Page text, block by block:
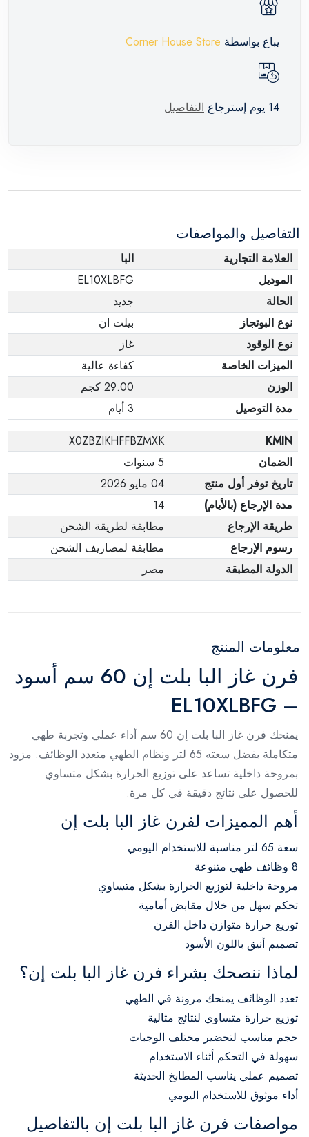
يباع بواسطة Corner House Store
14 يوم إسترجاع التفاصيل
التفاصيل والمواصفات
العلامة التجارية
البا
الموديل
EL10XLBFG
الحالة
جديد
نوع البوتجاز
بيلت ان
نوع الوقود
غاز
الميزات الخاصة
كفاءة عالية
الوزن
29.00 كجم
مدة التوصيل
3 أيام
KMIN
X0ZBZIKHFFBZMXK
الضمان
5 سنوات
تاريخ توفر أول منتج
04 مايو 2026
مدة الإرجاع (بالأيام)
14
طريقة الإرجاع
مطابقة لطريقة الشحن
رسوم الإرجاع
مطابقة لمصاريف الشحن
الدولة المطبقة
مصر
معلومات المنتج
فرن غاز البا بلت إن 60 سم أسود
– EL10XLBFG
يمنحك فرن غاز البا بلت إن 60 سم أداء عملي وتجربة طهي
متكاملة بفضل سعته 65 لتر ونظام الطهي متعدد الوظائف. مزود
بمروحة داخلية تساعد على توزيع الحرارة بشكل متساوي
للحصول على نتائج دقيقة في كل مرة.
أهم المميزات لفرن غاز البا بلت إن
سعة 65 لتر مناسبة للاستخدام اليومي
8 وظائف طهي متنوعة
مروحة داخلية لتوزيع الحرارة بشكل متساوي
تحكم سهل من خلال مقابض أمامية
توزيع حرارة متوازن داخل الفرن
تصميم أنيق باللون الأسود
لماذا ننصحك بشراء فرن غاز البا بلت إن؟
تعدد الوظائف يمنحك مرونة في الطهي
توزيع حرارة متساوي لنتائج مثالية
حجم مناسب لتحضير مختلف الوجبات
سهولة في التحكم أثناء الاستخدام
تصميم عملي يناسب المطابخ الحديثة
أداء موثوق للاستخدام اليومي
مواصفات فرن غاز البا بلت إن بالتفاصيل